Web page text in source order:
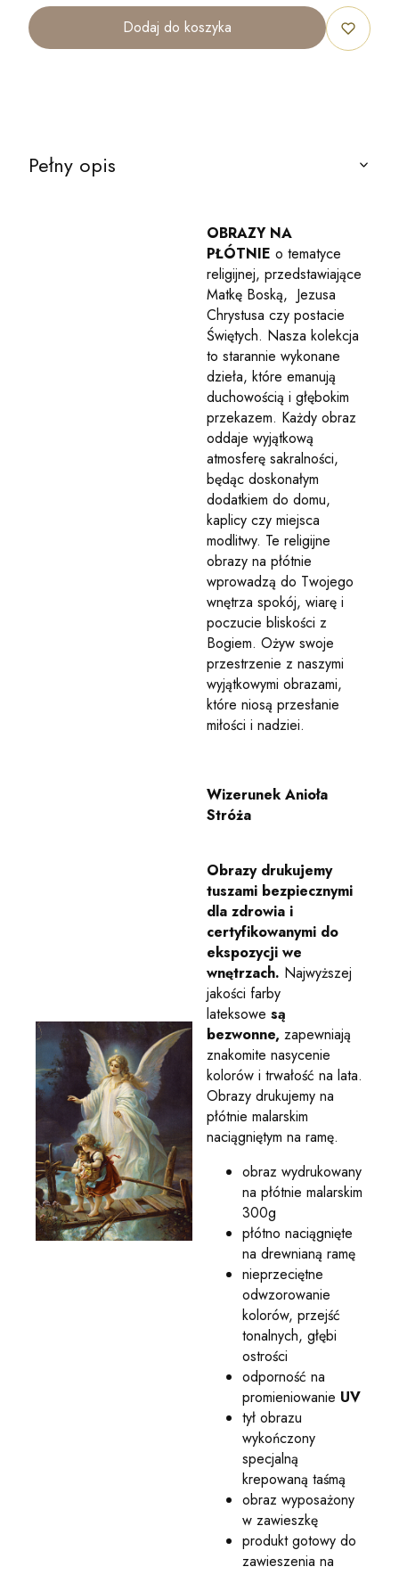
Dodaj do koszyka
Pełny opis
OBRAZY NA
PŁÓTNIE o tematyce
religijnej, przedstawiające
Matkę Boską, Jezusa
Chrystusa czy postacie
Świętych. Nasza kolekcja
to starannie wykonane
dzieła, które emanują
duchowością i głębokim
przekazem. Każdy obraz
oddaje wyjątkową
atmosferę sakralności,
będąc doskonałym
dodatkiem do domu,
kaplicy czy miejsca
modlitwy. Te religijne
obrazy na płótnie
wprowadzą do Twojego
wnętrza spokój, wiarę i
poczucie bliskości z
Bogiem. Ożyw swoje
przestrzenie z naszymi
wyjątkowymi obrazami,
które niosą przesłanie
miłości i nadziei.
Wizerunek Anioła
Stróża
Obrazy drukujemy
tuszami bezpiecznymi
dla zdrowia i
certyfikowanymi do
ekspozycji we
wnętrzach. Najwyższej
jakości farby
lateksowe są
bezwonne, zapewniają
znakomite nasycenie
kolorów i trwałość na lata.
Obrazy drukujemy na
płótnie malarskim
naciągniętym na ramę.
obraz wydrukowany
na płótnie malarskim
300g
płótno naciągnięte
na drewnianą ramę
nieprzeciętne
odwzorowanie
kolorów, przejść
tonalnych, głębi
ostrości
odporność na
promieniowanie UV
tył obrazu
wykończony
specjalną
krepowaną taśmą
obraz wyposażony
w zawieszkę
produkt gotowy do
zawieszenia na